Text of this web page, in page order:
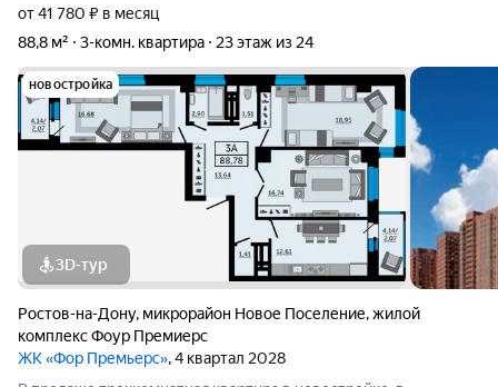
от 41 780 ₽ в месяц
88,8 м²
3-комн. квартира 23 этаж из 24
новостройка
3D-тур
Ростов-на-Дону, микрорайон Новое Поселение,жилой
комплекс Фоур Премиерс
ЖК «Фор Премьерс», 4 квартал 2028